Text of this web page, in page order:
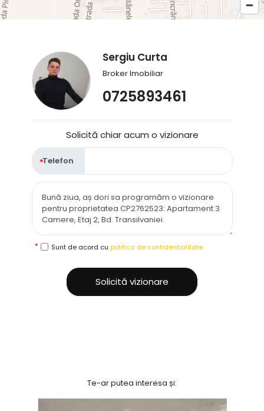
Sergiu Curta
Broker Imobiliar
0725893461
Solicită chiar acum o vizionare
Telefon
Sunt de acord cu politica de confidențialitate
Solicită vizionare
Te-ar putea interesa și: